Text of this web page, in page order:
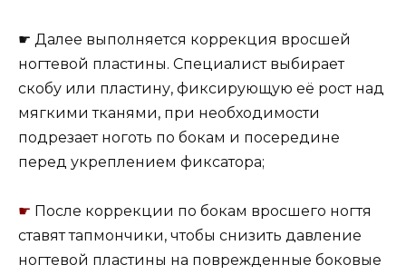
☛ Далее выполняется коррекция вросшей
ногтевой пластины. Специалист выбирает
скобу или пластину, фиксирующую её рост над
мягкими тканями, при необходимости
подрезает ноготь по бокам и посередине
перед укреплением фиксатора;
☛ После коррекции по бокам вросшего ногтя
ставят тапмончики, чтобы снизить давление
ногтевой пластины на поврежденные боковые